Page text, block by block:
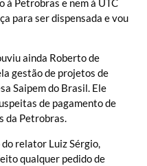
à Petrobras e nem à UTC
para ser dispensada e vou
ainda Roberto de
gestão de projetos de
Saipem do Brasil. Ele
de pagamento de
da Petrobras.
relator Luiz Sérgio,
qualquer pedido de